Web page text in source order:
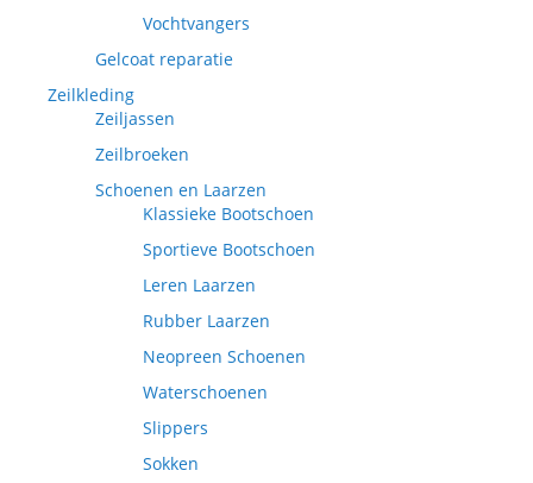
Vochtvangers
Gelcoat reparatie
Zeilkleding
Zeiljassen
Zeilbroeken
Schoenen en Laarzen
Klassieke Bootschoen
Sportieve Bootschoen
Leren Laarzen
Rubber Laarzen
Neopreen Schoenen
Waterschoenen
Slippers
Sokken